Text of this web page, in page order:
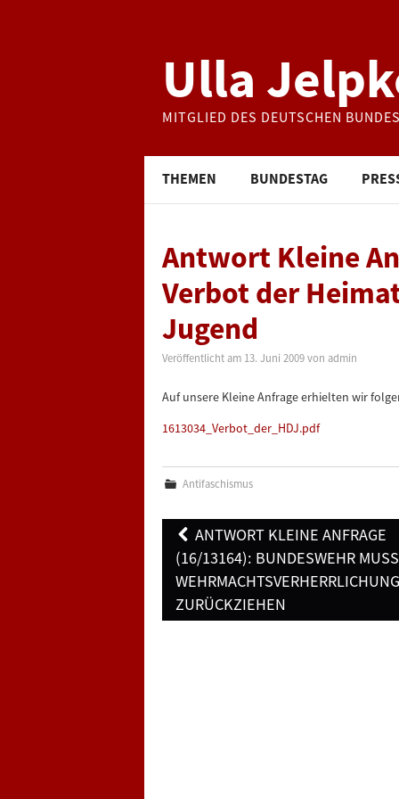
Ulla
MITGLIED DES DEUTSCHEN
THEMEN BUNDESTAG
Antwort Kleine
Verbot der
Jugend
Veröffentlicht am 13. Juni 2009 von admin
Auf unsere Kleine Anfrage erhielten wir
1613034_Verbot_der_HDJ.pdf
Antifaschismus
Post
navigation
ANTWORT KLEINE ANFRAGE
(16/13164): BUNDESWEHR MUSS
WEHRMACHTSVERHERRLICHUNG
ZURÜCKZIEHEN